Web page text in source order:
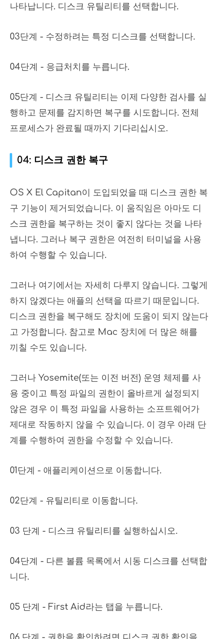
나타납니다. 디스크 유틸리티를 선택합니다.
03단계 - 수정하려는 특정 디스크를 선택합니다.
04단계 - 응급처치를 누릅니다.
05단계 - 디스크 유틸리티는 이제 다양한 검사를 실
행하고 문제를 감지하면 복구를 시도합니다. 전체
프로세스가 완료될 때까지 기다리십시오.
04: 디스크 권한 복구
OS X El Capitan이 도입되었을 때 디스크 권한 복
구 기능이 제거되었습니다. 이 움직임은 아마도 디
스크 권한을 복구하는 것이 좋지 않다는 것을 나타
냅니다. 그러나 복구 권한은 여전히 ​​터미널을 사용
하여 수행할 수 있습니다.
그러나 여기에서는 자세히 다루지 않습니다. 그렇게
하지 않겠다는 애플의 선택을 따르기 때문입니다.
디스크 권한을 복구해도 장치에 도움이 되지 않는다
고 가정합니다. 참고로 Mac 장치에 더 많은 해를
끼칠 수도 있습니다.
그러나 Yosemite(또는 이전 버전) 운영 체제를 사
용 중이고 특정 파일의 권한이 올바르게 설정되지
않은 경우 이 특정 파일을 사용하는 소프트웨어가
제대로 작동하지 않을 수 있습니다. 이 경우 아래 단
계를 수행하여 권한을 수정할 수 있습니다.
01단계 - 애플리케이션으로 이동합니다.
02단계 - 유틸리티로 이동합니다.
03 단계 - 디스크 유틸리티를 실행하십시오.
04단계 - 다른 볼륨 목록에서 시동 디스크를 선택합
니다.
05 단계 - First Aid라는 탭을 누릅니다.
06 단계 - 권한을 확인하려면 디스크 권한 확인을